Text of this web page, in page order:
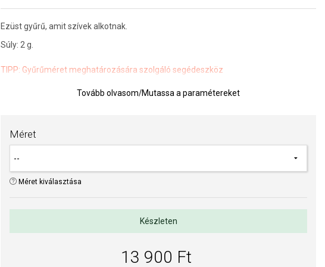
Ezüst gyűrű, amit szívek alkotnak.
Súly: 2 g.
TIPP: Gyűrűméret meghatározására szolgáló segédeszköz
Tovább olvasom/Mutassa a paramétereket
Méret
Méret kiválasztása
Készleten
13 900 Ft